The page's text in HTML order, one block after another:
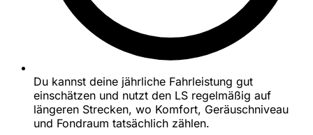
Du kannst deine jährliche Fahrleistung gut
einschätzen und nutzt den LS regelmäßig auf
längeren Strecken, wo Komfort, Geräuschniveau
und Fondraum tatsächlich zählen.